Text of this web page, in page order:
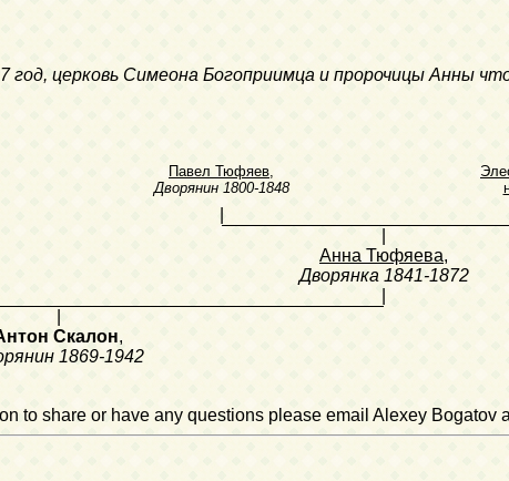
год, церковь Симеона Богоприимца и пророчицы Анны
Павел Тюфяев
Дворянин 1800-1848
Анна Тюфяева,
Дворянка 1841-1872
Скалон,
1869-1942
to share or have any questions please email Alexey Bogatov